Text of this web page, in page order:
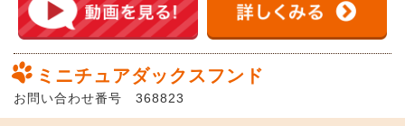
ミニチュアダックスフンド
お問い合わせ番号 368823